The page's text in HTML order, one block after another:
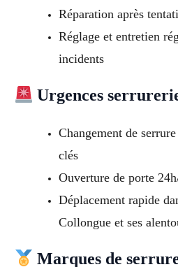
Réparation après
Réglage et entretien
incidents
Urgences
Changement de
clés
Ouverture de porte
Déplacement rapide
Collongue et ses
Marques de